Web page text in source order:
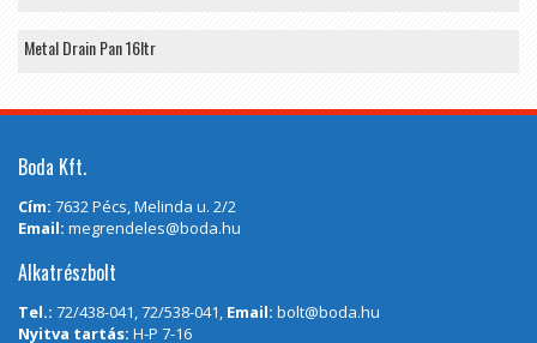
Metal Drain Pan 16ltr
Boda Kft.
Cím: 7632 Pécs, Melinda u. 2/2
Email: megrendeles@boda.hu
Alkatrészbolt
Tel.: 72/438-041, 72/538-041, Email: bolt@boda.hu
Nyitva tartás: H-P 7-16